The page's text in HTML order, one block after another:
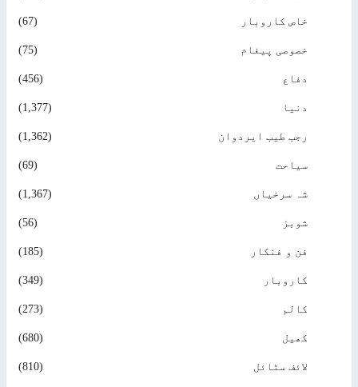
خاص کاروبار (67)
خصوصی پیغام (75)
دفاع (456)
دنیا (1,377)
رجب طیب ایردوان (1,362)
سیاحت (69)
شہ سرخیاں (1,367)
شوبز (56)
فن و فنکار (185)
کاروبار (349)
کالم (273)
کھیل (680)
لائف سٹائل (810)